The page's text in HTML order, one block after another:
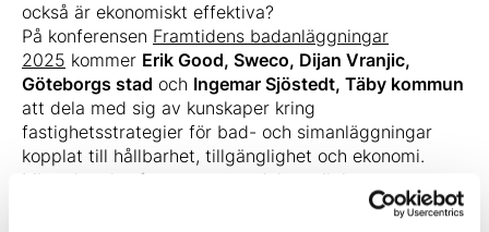
också är ekonomiskt effektiva?
På konferensen Framtidens badanläggningar
2025 kommer Erik Good, Sweco, Dijan Vranjic,
Göteborgs stad och Ingemar Sjöstedt, Täby kommun
att dela med sig av kunskaper kring
fastighetsstrategier för bad- och simanläggningar
kopplat till hållbarhet, tillgänglighet och ekonomi.
Missa inte konferensen – ta del av viktigt
erfarenhetsutbyte för att säkerställa en hållbar